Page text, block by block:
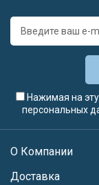
Нажимая на
персональных
О Компании
Доставка